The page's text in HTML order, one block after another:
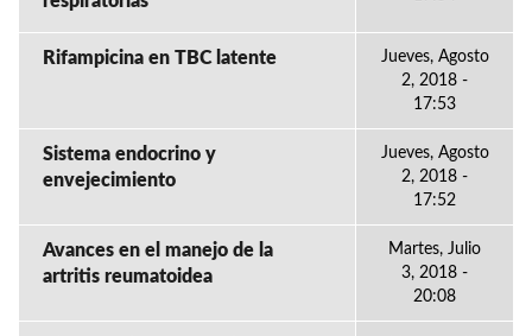
Rifampicina en TBC latente
Jueves, Agosto
2, 2018 -
17:53
Sistema endocrino y
envejecimiento
Jueves, Agosto
2, 2018 -
17:52
Avances en el manejo de la
artritis reumatoidea
Martes, Julio
3, 2018 -
20:08